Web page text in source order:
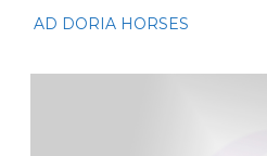
AD DORIA HORSES